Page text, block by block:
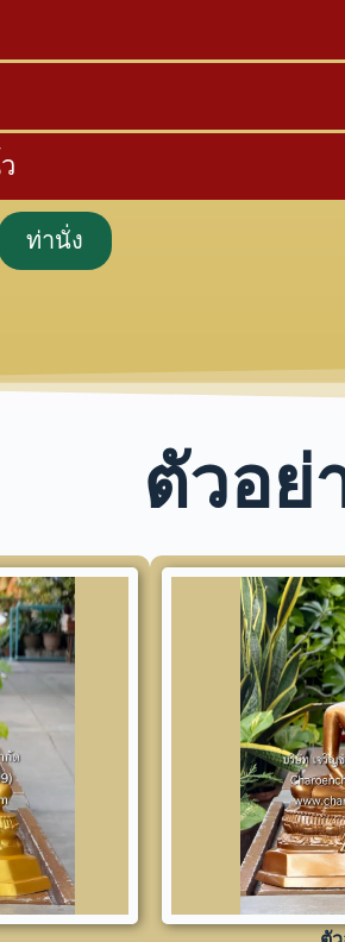
ท่านั่ง
ตัวอย่